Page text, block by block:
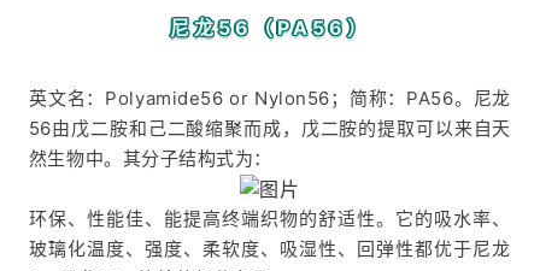
尼龙56（PA56）
英文名：Polyamide56 or Nylon56；简称：PA56。尼龙
56由戊二胺和己二酸缩聚而成，戊二胺的提取可以来自天
然生物中。其分子结构式为：
环保、性能佳、能提高终端织物的舒适性。它的吸水率、
玻璃化温度、强度、柔软度、吸湿性、回弹性都优于尼龙